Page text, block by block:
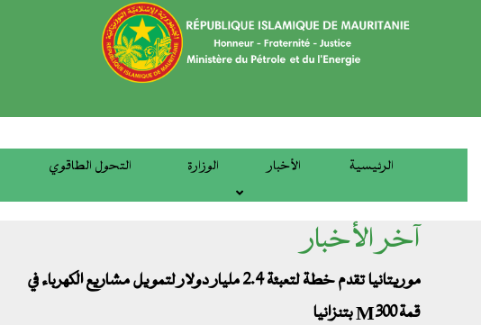
الرئيسية الأخبار الوزارة التحول الطاقوي
آخر الأخبار
موريتانيا تقدم خطة لتعبئة 2.4 مليار دولار لتمويل مشاريع الكهرباء في
قمة M300 بتنزانيا